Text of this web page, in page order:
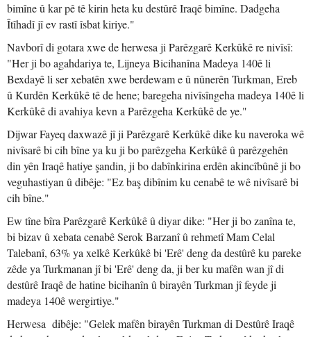
bimîne û kar pê tê kirin heta ku destûrê Iraqê bimîne. Dadgeha
Îtîhadî jî ev rastî îsbat kiriye."
Navborî di gotara xwe de herwesa ji Parêzgarê Kerkûkê re nivîsî:
"Her ji bo agahdariya te, Lijneya Bicihanîna Madeya 140ê li
Bexdayê li ser xebatên xwe berdewam e û nûnerên Turkman, Ereb
û Kurdên Kerkûkê tê de hene; baregeha nivîsîngeha madeya 140ê li
Kerkûkê di avahiya kevn a Parêzgeha Kerkûkê de ye."
Dijwar Fayeq daxwazê jî ji Parêzgarê Kerkûkê dike ku naveroka wê
nivîsarê bi cih bîne ya ku ji bo parêzgeha Kerkûkê û parêzgehên
din yên Iraqê hatiye şandin, ji bo dabînkirina erdên akincîbûnê ji bo
veguhastiyan û dibêje: "Ez baş dibînim ku cenabê te wê nivîsarê bi
cih bîne."
Ew tîne bîra Parêzgarê Kerkûkê û diyar dike: "Her ji bo zanîna te,
bi bizav û xebata cenabê Serok Barzanî û rehmetî Mam Celal
Talebanî, 63% ya xelkê Kerkûkê bi 'Erê' deng da destûrê ku pareke
zêde ya Turkmanan jî bi 'Erê' deng da, ji ber ku mafên wan jî di
destûrê Iraqê de hatine bicihanîn û birayên Turkman jî feyde ji
madeya 140ê wergirtiye."
Herwesa dibêje: "Gelek mafên birayên Turkman di Destûrê Iraqê